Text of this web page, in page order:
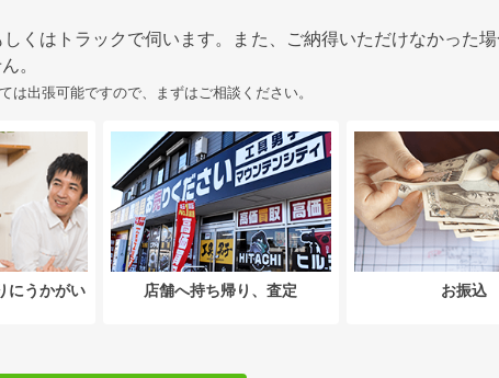
くはトラックで伺います。また、ご納得いただけなかった
。
出張可能ですので、まずはご相談ください。
にうかがい
店舗へ持ち帰り、査定 お振込